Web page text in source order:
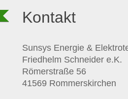
Kontakt
Sunsys Energie &
Friedhelm Schneider e.K.
Römerstraße 56
41569 Rommerskirchen